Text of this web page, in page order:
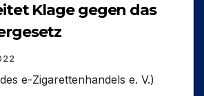
Klage gegen das
e-Zigarettenhandels e. V.)